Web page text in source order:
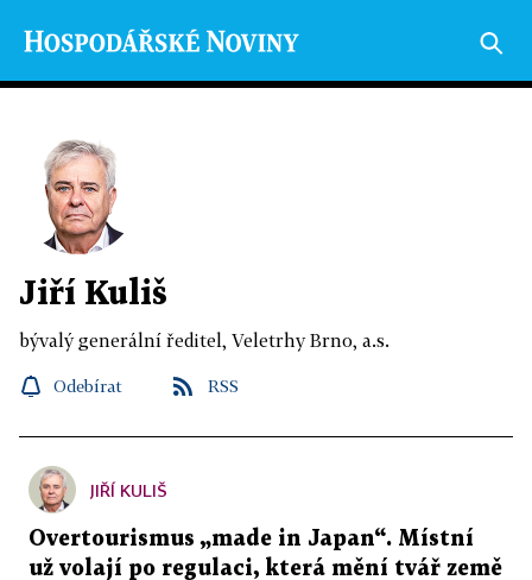
Jiří Kuliš
bývalý generální ředitel, Veletrhy Brno, a.s.
Odebírat RSS
JIŘÍ KULIŠ
Overtourismus „made in Japan“. Místní
už volají po regulaci, která mění tvář země